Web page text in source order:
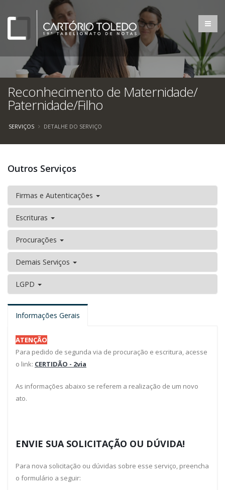
Reconhecimento de Maternidade/
Paternidade/Filho
SERVIÇOS DETALHE DO SERVIÇO
Outros Serviços
Firmas e Autenticações
Escrituras
Procurações
Demais Serviços
LGPD
Informações Gerais
ATENÇÃO
Para pedido de segunda via de procuração e escritura, acesse
o link: CERTIDÃO - 2via
As informações abaixo se referem a realização de um novo
ato.
ENVIE SUA SOLICITAÇÃO OU DÚVIDA!
Para nova solicitação ou dúvidas sobre esse serviço, preencha
o formulário a seguir: